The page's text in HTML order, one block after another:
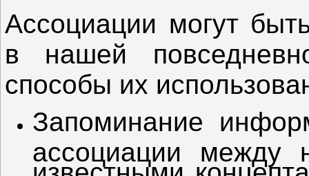
Ассоциации могут
в нашей
способы их
Запоминание
ассоциации между
известными